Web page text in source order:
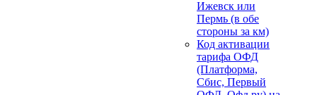
Ижевск или
Пермь (в обе
стороны за км)
Код активации
тарифа ОФД
(Платформа,
Сбис, Первый